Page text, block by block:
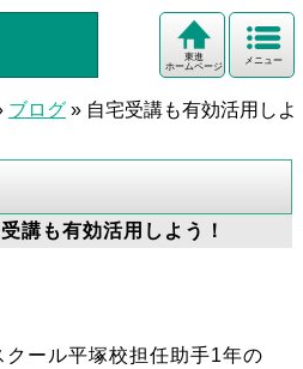
メニュー
東進
ホームページ
ブログ » 自宅受講も有効活用しよ
も有効活用しよう！
ール平塚校担任助手1年の